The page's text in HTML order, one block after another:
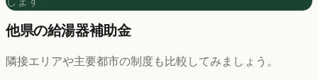
他県の給湯器補助金
隣接エリアや主要都市の制度も比較してみましょう。